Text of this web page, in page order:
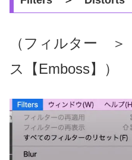
（フィルター
ス【Emboss】）